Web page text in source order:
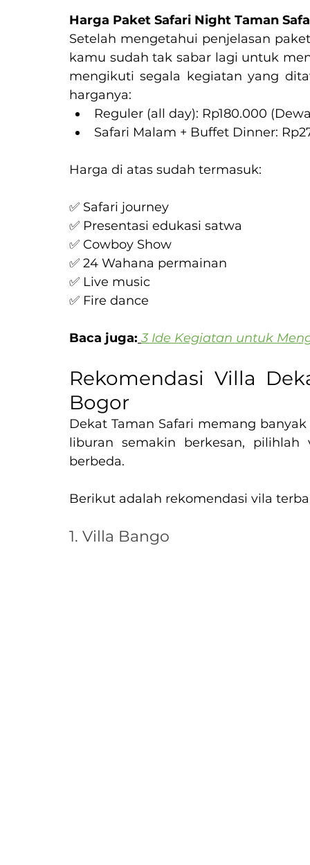
Harga Paket Safari Night Taman
Setelah mengetahui penjelasan
kamu sudah tak sabar lagi untuk
mengikuti segala kegiatan yang
harganya:
Reguler (all day): Rp180.000
Safari Malam + Buffet Dinner:
Harga di atas sudah termasuk:
✅ Safari journey
✅ Presentasi edukasi satwa
✅ Cowboy Show
✅ 24 Wahana permainan
✅ Live music
✅ Fire dance
Baca juga: 3 Ide Kegiatan untuk
Rekomendasi Villa
Bogor
Dekat Taman Safari memang
liburan semakin berkesan,
berbeda.
Berikut adalah rekomendasi vila
1. Villa Bango